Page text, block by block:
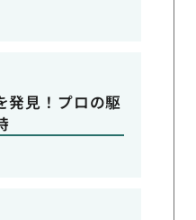
発見！プロの駆